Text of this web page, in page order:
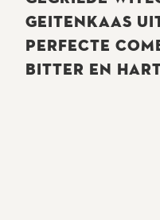
GEITENKAAS
PERFECTE
BITTER EN